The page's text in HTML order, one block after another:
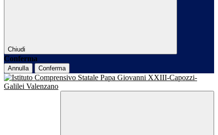
Chiudi
Conferma
Annulla Conferma